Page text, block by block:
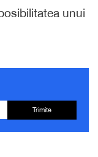
unui
Trimite